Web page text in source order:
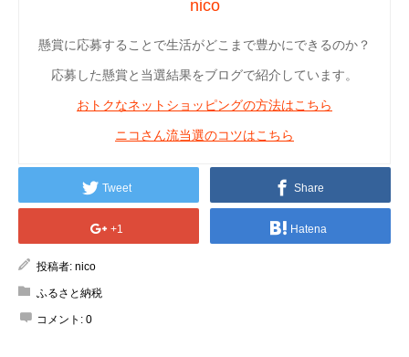
nico
懸賞に応募することで生活がどこまで豊かにできるのか？
応募した懸賞と当選結果をブログで紹介しています。
おトクなネットショッピングの方法はこちら
ニコさん流当選のコツはこちら
Tweet Share
+1 Hatena
投稿者: nico
ふるさと納税
コメント: 0